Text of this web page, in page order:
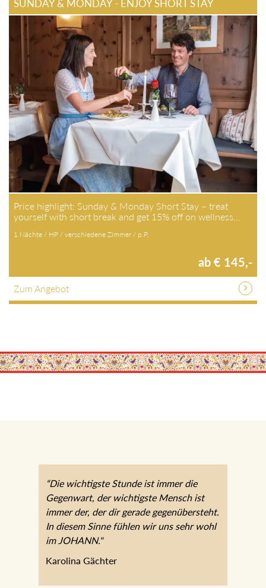
SUNDAY & MONDAY - ENJOY SHORT STAY
Price highlight: Sunday & Monday Short Stay – treat
yourself with short break and get 15% off on wellness…
1 Nächte / HP / verschiedene Zimmer / p.P.
ab € 145,-
Zum Angebot
“Die wichtigste Stunde ist immer die
Gegenwart, der wichtigste Mensch ist
immer der, der dir gerade gegenübersteht.
In diesem Sinne fühlen wir uns sehr wohl
im JOHANN."
Karolina Gächter